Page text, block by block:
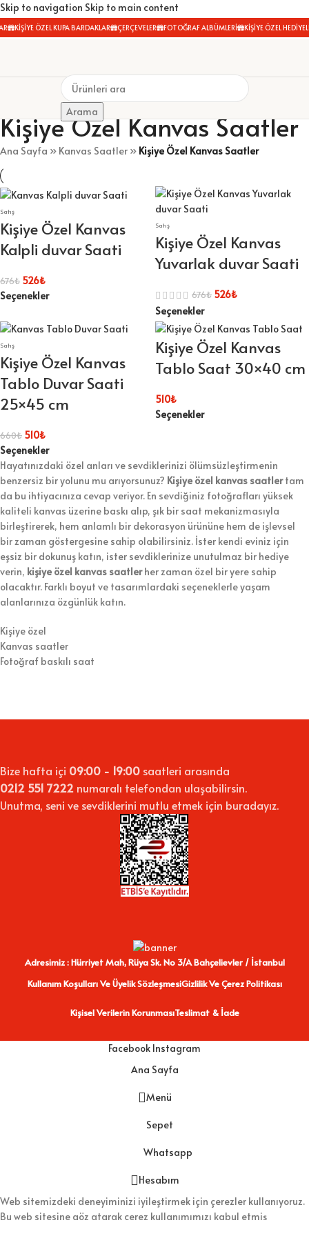
Skip to navigation Skip to main content
KİŞİYE ÖZEL KUPA BARDAKLAR ÇERÇEVELER FOTOĞRAF ALBÜMLERİ KİŞİYE ÖZEL
Arama
Kişiye Özel Kanvas Saatler
Ana Sayfa » Kanvas Saatler » Kişiye Özel Kanvas Saatler
Satış
Kişiye Özel Kanvas
Kalpli duvar Saati
676₺ 526₺
Seçenekler
Satış
Kişiye Özel Kanvas
Yuvarlak duvar Saati
676₺ 526₺
Seçenekler
Satış
Kişiye Özel Kanvas
Tablo Duvar Saati
25×45 cm
660₺ 510₺
Seçenekler
Kişiye Özel Kanvas
Tablo Saat 30×40 cm
510₺
Seçenekler
Hayatınızdaki özel anları ve sevdiklerinizi ölümsüzleştirmenin
benzersiz bir yolunu mu arıyorsunuz? Kişiye özel kanvas saatlertam
da bu ihtiyacınıza cevap veriyor. En sevdiğiniz fotoğrafları yüksek
kaliteli kanvas üzerine baskı alıp, şık bir saat mekanizmasıyla
birleştirerek, hem anlamlı bir dekorasyon ürününe hem de işlevsel
bir zaman göstergesine sahip olabilirsiniz. İster kendi eviniz için
eşsiz bir dokunuş katın, ister sevdiklerinize unutulmaz bir hediye
verin, kişiye özel kanvas saatlerher zaman özel bir yere sahip
olacaktır. Farklı boyut ve tasarımlardaki seçeneklerle yaşam
alanlarınıza özgünlük katın.
Kişiye özel
Kanvas saatler
Fotoğraf baskılı saat
Bize hafta içi 09:00 - 19:00 saatleri arasında
0212 551 7222 numaralı telefondan ulaşabilirsin.
Unutma, seni ve sevdiklerini mutlu etmek için buradayız.
Adresimiz : Hürriyet Mah, Rüya Sk. No 3/A Bahçelievler / İstanbul
Kullanım Koşulları Ve Üyelik SözleşmesiGizlilik Ve Çerez Politikası
Kişisel Verilerin KorunmasıTeslimat & İade
Facebook Instagram
Ana Sayfa
Menü
Sepet
Whatsapp
Hesabım
Web sitemizdeki deneyiminizi iyileştirmek için çerezler kullanıyoruz.
Bu web sitesine göz atarak çerez kullanımımızı kabul etmiş